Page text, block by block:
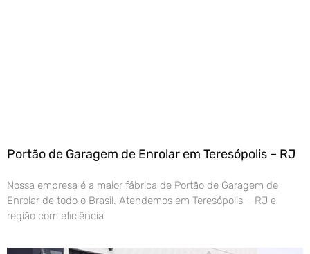
Portão de Garagem de Enrolar em Teresópolis – RJ
Nossa empresa é a maior fábrica de Portão de Garagem de
Enrolar de todo o Brasil. Atendemos em Teresópolis – RJ e
região com eficiência